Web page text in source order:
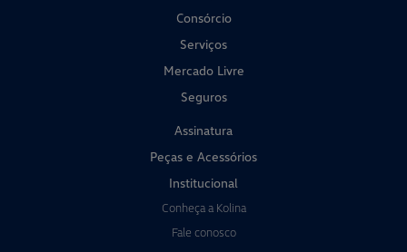
Consórcio
Serviços
Mercado Livre
Seguros
Assinatura
Peças e Acessórios
Institucional
Conheça a Kolina
Fale conosco